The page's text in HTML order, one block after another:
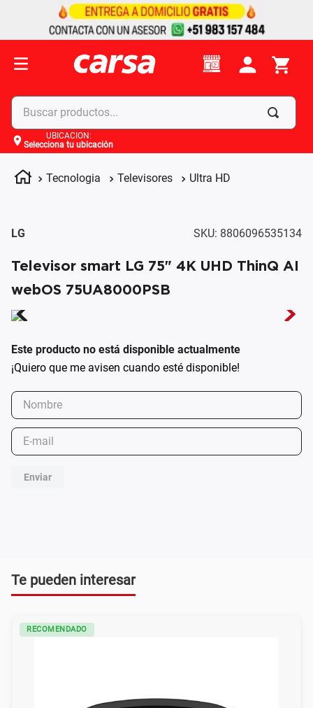
Buscar productos...
UBICACIÓN:
Selecciona tu ubicación
Tecnologia Televisores Ultra HD
LG SKU: 8806096535134
Televisor smart LG 75" 4K UHD ThinQ AI
webOS 75UA8000PSB
Este producto no está disponible actualmente
Enviar
Te pueden interesar
RECOMENDADO
Términos más buscados
celulares